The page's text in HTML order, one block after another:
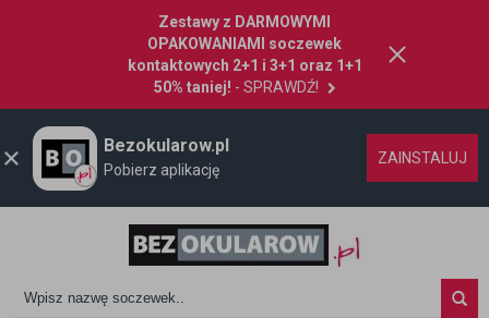
Zestawy z DARMOWYMI
OPAKOWANIAMI soczewek
kontaktowych 2+1 i 3+1 oraz 1+1
50% taniej! - SPRAWDŹ!
Bezokularow.pl
Pobierz aplikację
ZAINSTALUJ